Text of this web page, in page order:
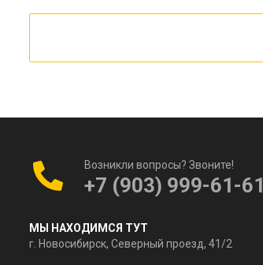
Возникли вопросы? Звоните!
+7 (903) 999-61-61
МЫ НАХОДИМСЯ ТУТ
г. Новосибирск, Северный проезд, 41/2